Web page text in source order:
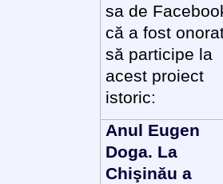
sa de
că a fost
să participe la
acest proiect
istoric:
Anul Eugen
Doga. La
Chişinău a